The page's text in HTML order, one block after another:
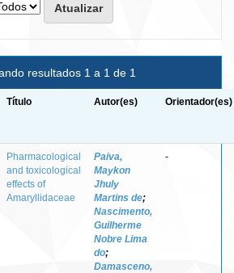
resultados 1 a 1 de 1
Título Autor(es) Orientador(es)
Pharmacological
and toxicological
effects of
Amaryllidaceae
Paiva,
Maykon
Jhuly
Martins de;
Nascimento,
Guilherme
Nobre Lima
do;
Damasceno,
-